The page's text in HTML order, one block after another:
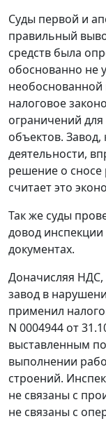
Суды первой и
правильный
средств была
обоснованно не
необоснованной
налоговое
ограничений
объектов. Завод,
деятельности,
решение о сносе
считает это
Так же суды
довод
документах.
Доначисляя НДС,
завод в
применил
N 0004944 от
выставленным
выполнении
строений.
не связаны с
не связаны с